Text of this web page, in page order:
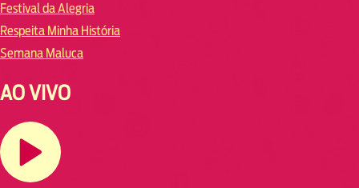
Festival da Alegria
Respeita Minha História
Semana Maluca
AO VIVO